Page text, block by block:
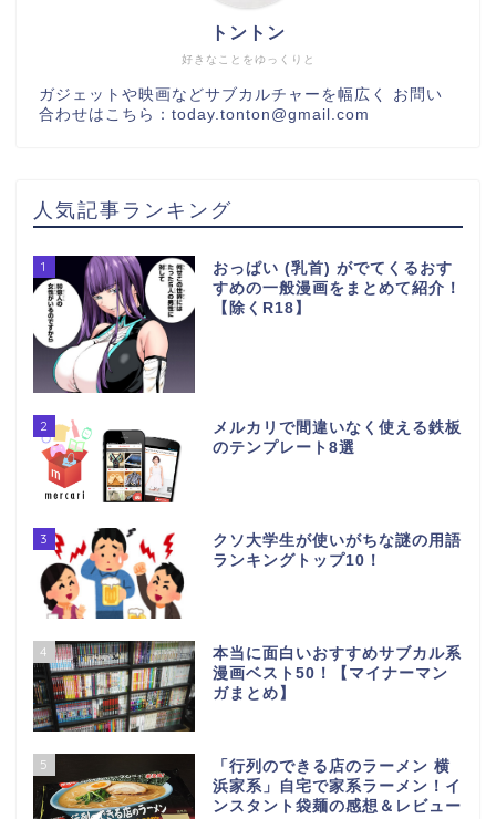
好きなことをゆっくりと
トントン
ガジェットや映画などサブカルチャーを幅広く お問い
合わせはこちら：today.tonton@gmail.com
人気記事ランキング
1
おっぱい (乳首) がでてくるおす
すめの一般漫画をまとめて紹介！
【除くR18】
2
メルカリで間違いなく使える鉄板
のテンプレート8選
3
クソ大学生が使いがちな謎の用語
ランキングトップ10！
4
本当に面白いおすすめサブカル系
漫画ベスト50！【マイナーマン
ガまとめ】
5
「行列のできる店のラーメン 横
浜家系」自宅で家系ラーメン！イ
ンスタント袋麺の感想＆レビュー